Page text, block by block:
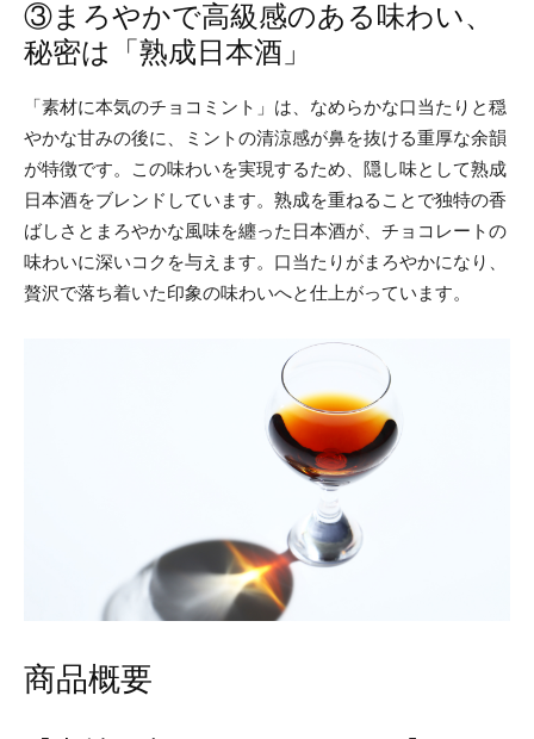
③まろやかで高級感のある味わい、
秘密は「熟成日本酒」
「素材に本気のチョコミント」は、なめらかな口当たりと穏
やかな甘みの後に、ミントの清涼感が鼻を抜ける重厚な余韻
が特徴です。この味わいを実現するため、隠し味として熟成
日本酒をブレンドしています。熟成を重ねることで独特の香
ばしさとまろやかな風味を纏った日本酒が、チョコレートの
味わいに深いコクを与えます。口当たりがまろやかになり、
贅沢で落ち着いた印象の味わいへと仕上がっています。
商品概要